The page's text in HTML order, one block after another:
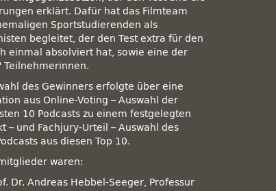
erklärt. Dafür hat das Filmteam
Sportstudierenden als
begleitet, der den Test extra für den
einmal absolviert hat, sowie eine der
Teilnehmerinnen.
des Gewinners erfolgte über eine
aus Online-Voting – Auswahl der
10 Podcasts zu einem festgelegten
– und Fachjury-Urteil – Auswahl des
aus diesen Top 10.
waren:
Dr. Andreas Hebbel-Seeger, Professur